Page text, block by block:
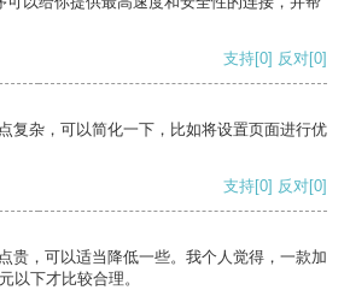
支持[0] 反对[0]
复杂，可以简化一下，比如将设置页面进行优
支持[0] 反对[0]
贵，可以适当降低一些。我个人觉得，一款加
以下才比较合理。